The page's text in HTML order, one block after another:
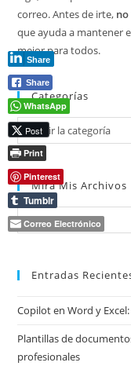
correo. Antes de irte,
que ayuda a mantener
mejor para todos.
Categorías
Categorías
Elegir la categoría
Mira Mis Archivos
Mira
mis
Elegir el mes
Entradas
Copilot en Word y
Plantillas de
profesionales
Share
Share
WhatsApp
Post
Print
Pinterest
Tumblr
Correo Electrónico